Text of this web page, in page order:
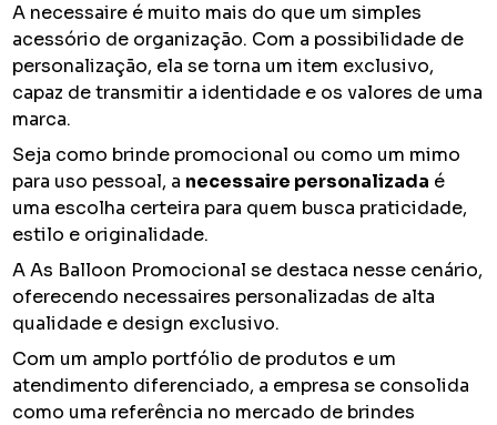
A necessaire é muito mais do que um simples
acessório de organização. Com a possibilidade de
personalização, ela se torna um item exclusivo,
capaz de transmitir a identidade e os valores de uma
marca.
Seja como brinde promocional ou como um mimo
para uso pessoal, a necessaire personalizada é
uma escolha certeira para quem busca praticidade,
estilo e originalidade.
A As Balloon Promocional se destaca nesse cenário,
oferecendo necessaires personalizadas de alta
qualidade e design exclusivo.
Com um amplo portfólio de produtos e um
atendimento diferenciado, a empresa se consolida
como uma referência no mercado de brindes